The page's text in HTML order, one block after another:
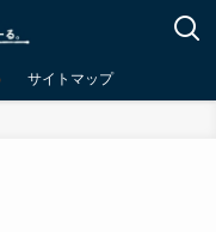
サイトマップ